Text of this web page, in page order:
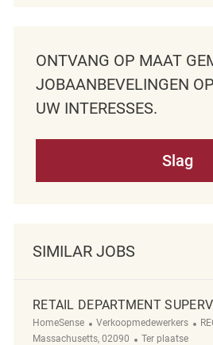
ONTVANG OP MAAT
JOBAANBEVELINGEN
UW INTERESSES.
Slag
SIMILAR JOBS
RETAIL DEPARTMENT
HomeSense Categorie
Verkoopmedewerkers
Massachusetts, 02090
Afgelegen
Ter plaatse